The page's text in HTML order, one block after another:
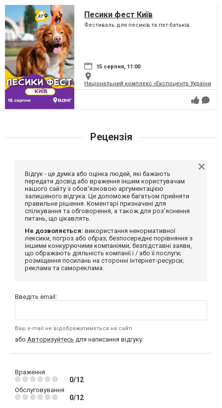
Песики фест Київ
Фестиваль для песиків та пет-батьків
15 серпня, 11:00
Національний комплекс «Експоцентр України»
Рецензія
Відгук - це думка або оцінка людей, які бажають
передати досвід або враження іншим користувачам
нашого сайту з обов'язковою аргументацією
залишеного відгука. Це допоможе багатьом прийняти
правильне рішення. Коментарі призначені для
спілкування та обговорення, а також для роз'яснення
питань, що цікавлять.
Не дозволяється: використання ненормативної
лексики, погроз або образ; безпосереднє порівняння з
іншими конкуруючими компаніями; безпідставні заяви,
що ображають діяльність компанії і / або її послуги;
розміщення посилань на сторонні інтернет-ресурси;
реклама та самореклама.
Введіть email:
Ваш e-mail не відображатиметься на сайті
або Авторизуйтесь для написання відгуку
Враження
0/12
Обслуговування
0/12